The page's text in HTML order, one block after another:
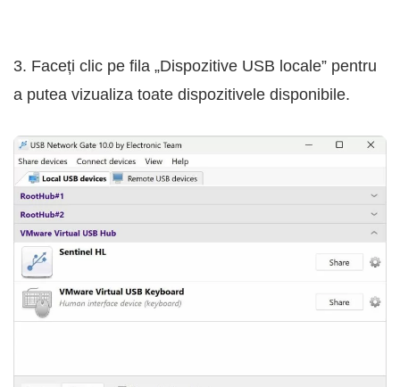
3. Faceți clic pe fila „Dispozitive USB locale” pentru
a putea vizualiza toate dispozitivele disponibile.